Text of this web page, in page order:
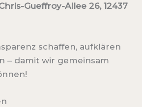
Gueffroy-Allee 26, 12437
schaffen, aufklären
– damit wir gemeinsam